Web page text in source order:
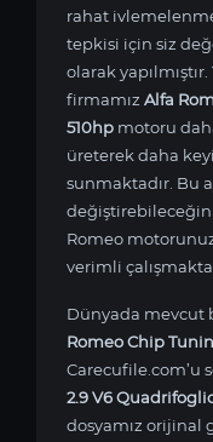
rahat
tepkisi için siz
olarak
firmamız Alfa
510hp motoru
üreterek daha
sunmaktadır. Bu
Romeo
verimli
Dünyada mevcut
Romeo Chip
Carecufile.com’u
2.9 V6
dosyamız orijinal